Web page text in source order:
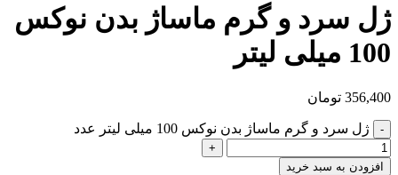
ژل سرد و گرم ماساژ بدن نوکس
100 میلی لیتر
356,400 تومان
ژل سرد و گرم ماساژ بدن نوکس 100 میلی لیتر عدد
افزودن به سبد خرید